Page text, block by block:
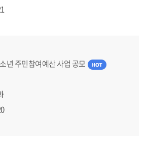
년 주민참여예산 사업 공모